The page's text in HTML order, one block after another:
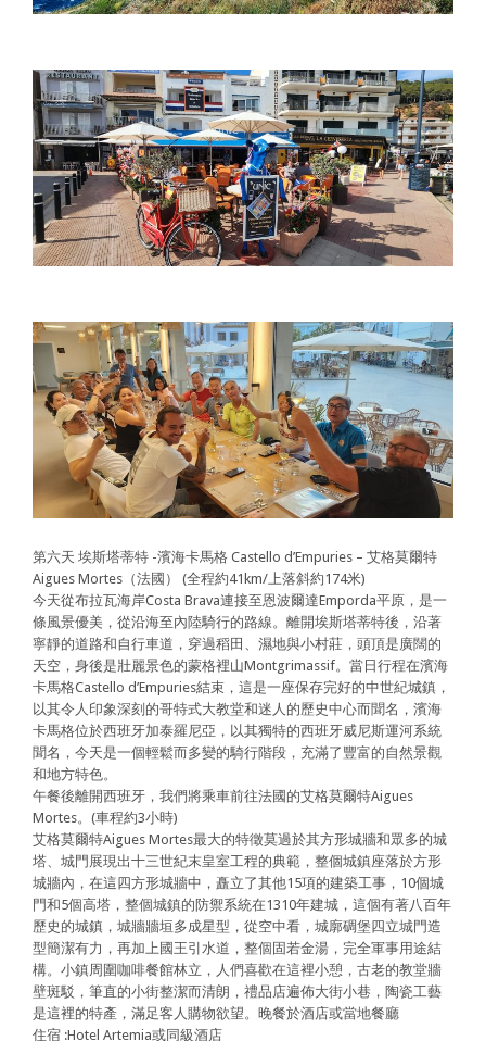
第六天 埃斯塔蒂特 -濱海卡馬格 Castello d’Empuries – 艾格莫爾特
Aigues Mortes（法國） (全程約41km/上落斜約174米)
今天從布拉瓦海岸Costa Brava連接至恩波爾達Emporda平原，是一
條風景優美，從沿海至內陸騎行的路線。離開埃斯塔蒂特後，沿著
寧靜的道路和自行車道，穿過稻田、濕地與小村莊，頭頂是廣闊的
天空，身後是壯麗景色的蒙格裡山Montgrimassif。當日行程在濱海
卡馬格Castello d’Empuries結束，這是一座保存完好的中世紀城鎮，
以其令人印象深刻的哥特式大教堂和迷人的歷史中心而聞名，濱海
卡馬格位於西班牙加泰羅尼亞，以其獨特的西班牙威尼斯運河系統
聞名，今天是一個輕鬆而多變的騎行階段，充滿了豐富的自然景觀
和地方特色。
午餐後離開西班牙，我們將乘車前往法國的艾格莫爾特Aigues
Mortes。(車程約3小時)
艾格莫爾特Aigues Mortes最大的特徵莫過於其方形城牆和眾多的城
塔、城門展現出十三世紀末皇室工程的典範，整個城鎮座落於方形
城牆內，在這四方形城牆中，矗立了其他15項的建築工事，10個城
門和5個高塔，整個城鎮的防禦系統在1310年建城，這個有著八百年
歷史的城鎮，城牆牆垣多成星型，從空中看，城廓碉堡四立城門造
型簡潔有力，再加上國王引水道，整個固若金湯，完全軍事用途結
構。小鎮周圍咖啡餐館林立，人們喜歡在這裡小憩，古老的教堂牆
壁斑駁，筆直的小街整潔而清朗，禮品店遍佈大街小巷，陶瓷工藝
是這裡的特產，滿足客人購物欲望。晚餐於酒店或當地餐廳
住宿 :Hotel Artemia或同級酒店